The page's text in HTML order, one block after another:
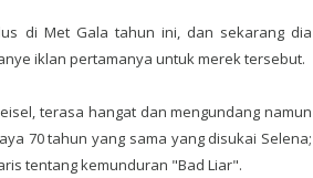
di Met Gala tahun ini, dan sekarang dia
iklan pertamanya untuk merek tersebut.
terasa hangat dan mengundang namun
70 tahun yang sama yang disukai Selena;
tentang kemunduran "Bad Liar".